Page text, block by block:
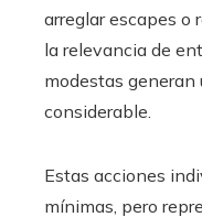
arreglar escapes o
la relevancia de
modestas
considerable.
Estas acciones
mínimas, pero